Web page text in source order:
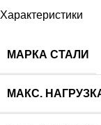
Характеристики
МАРКА СТАЛИ
МАКС.